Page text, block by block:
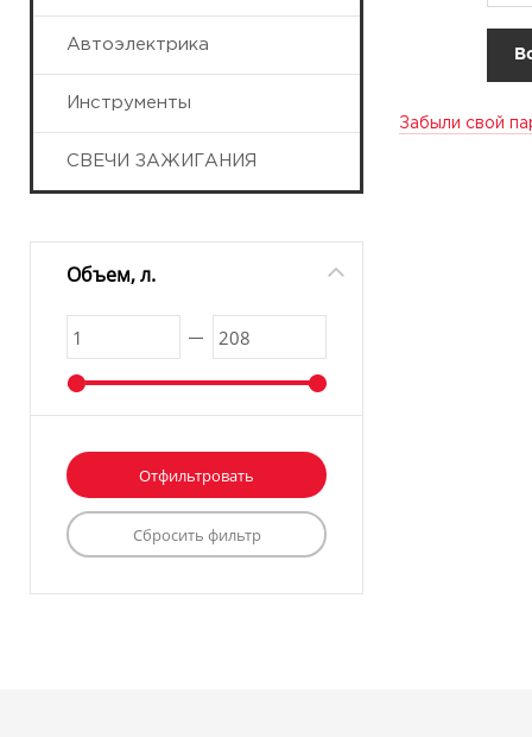
Автоэлектрика
Инструменты
СВЕЧИ ЗАЖИГАНИЯ
Объем, л.
Забыли свой